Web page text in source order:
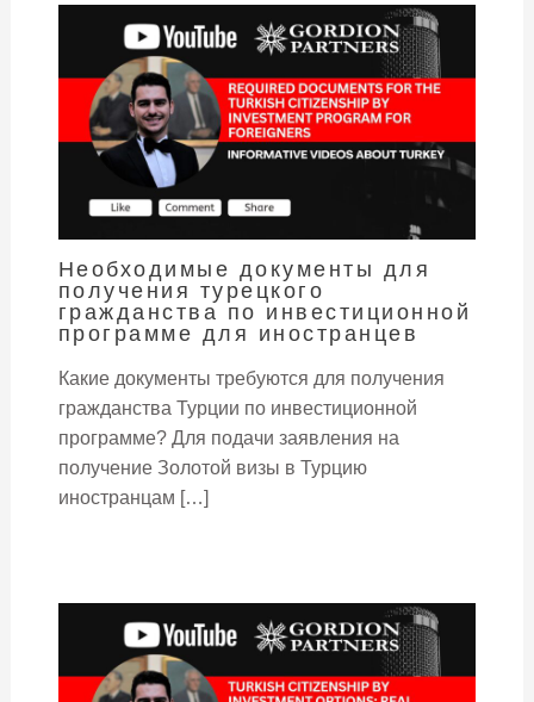
Необходимые документы для
получения турецкого
гражданства по инвестиционной
программе для иностранцев
Какие документы требуются для получения
гражданства Турции по инвестиционной
программе? Для подачи заявления на
получение Золотой визы в Турцию
иностранцам […]